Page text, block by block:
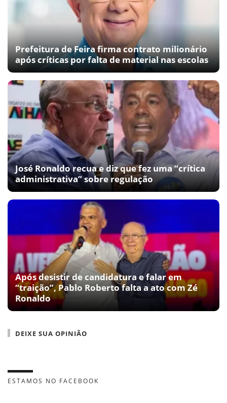
Prefeitura de Feira firma contrato milionário
após críticas por falta de material nas escolas
José Ronaldo recua e diz que fez uma “crítica
administrativa” sobre regulação
Após desistir de candidatura e falar em
“traição”, Pablo Roberto falta a ato com Zé
Ronaldo
DEIXE SUA OPINIÃO
ESTAMOS NO FACEBOOK